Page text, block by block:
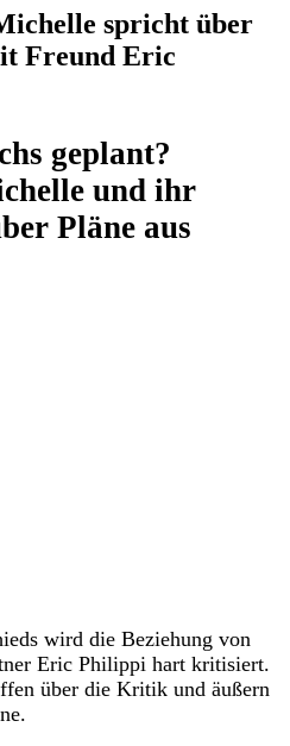
spricht über
Freund Eric
geplant?
und ihr
Pläne aus
wird die Beziehung von
Eric Philippi hart kritisiert.
über die Kritik und äußern